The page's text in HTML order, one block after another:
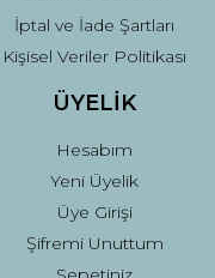
İptal ve İade Şartları
Kişisel Veriler Politikası
ÜYELİK
Hesabım
Yeni Üyelik
Üye Girişi
Şifremi Unuttum